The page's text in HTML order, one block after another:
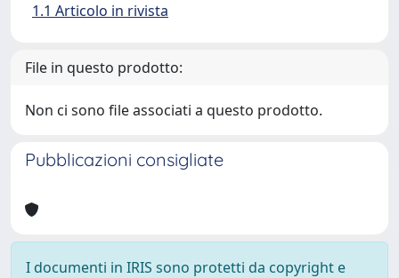
1.1 Articolo in rivista
File in questo prodotto:
Non ci sono file associati a questo prodotto.
Pubblicazioni consigliate
I documenti in IRIS sono protetti da copyright e